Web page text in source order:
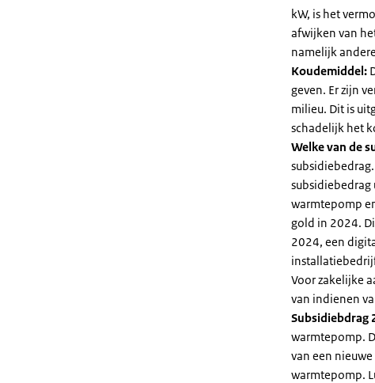
kW, is het
afwijken van
namelijk
Koudemiddel:
geven. Er zijn
milieu. Dit is
schadelijk het
Welke van de
subsidiebedrag
warmtepomp
gold in 2024.
2024, een
Voor zakelijke
van indienen
Subsidiebdrag
warmtepomp.
van een
warmtepomp.